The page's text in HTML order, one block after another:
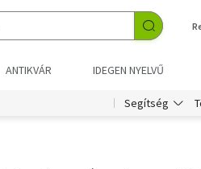
ANTIKVÁR IDEGEN NYELVŰ
Segítség